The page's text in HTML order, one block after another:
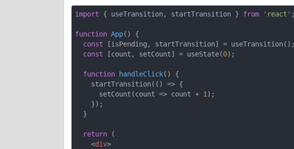
import { useTransition, startTransition } from 'react' ;
function App( ) {
const [isPending, startTransition] = useTransition();
const [count, setCount] = useState(0);
function handleClick( ) {
    startTransition(
() => {
      setCount(
count => count + 1 );
return (
<div>